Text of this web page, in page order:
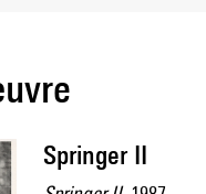
Springer II